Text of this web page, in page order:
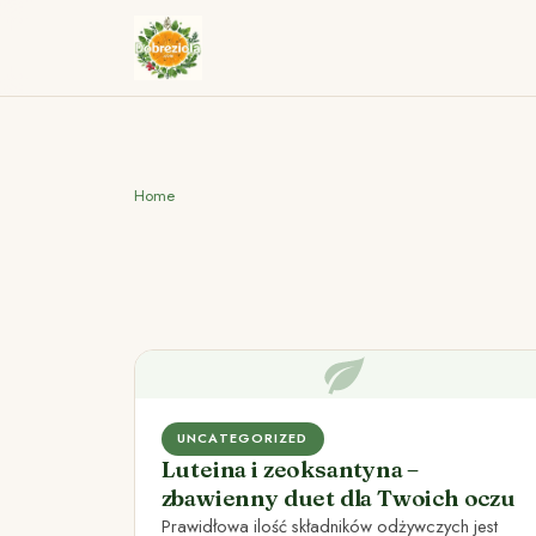
Home
UNCATEGORIZED
Luteina i zeoksantyna –
zbawienny duet dla Twoich oczu
Prawidłowa ilość składników odżywczych jest